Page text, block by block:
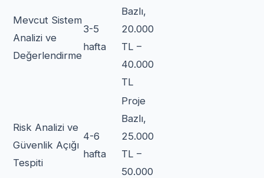
Mevcut Sistem
Analizi ve
Değerlendirme
3-5
hafta
Bazlı,
20.000
TL –
40.000
TL
Risk Analizi ve
Güvenlik Açığı
Tespiti
4-6
hafta
Proje
Bazlı,
25.000
TL –
50.000